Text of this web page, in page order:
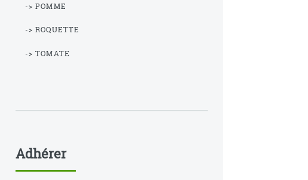
-> POMME
-> ROQUETTE
-> TOMATE
Adhérer